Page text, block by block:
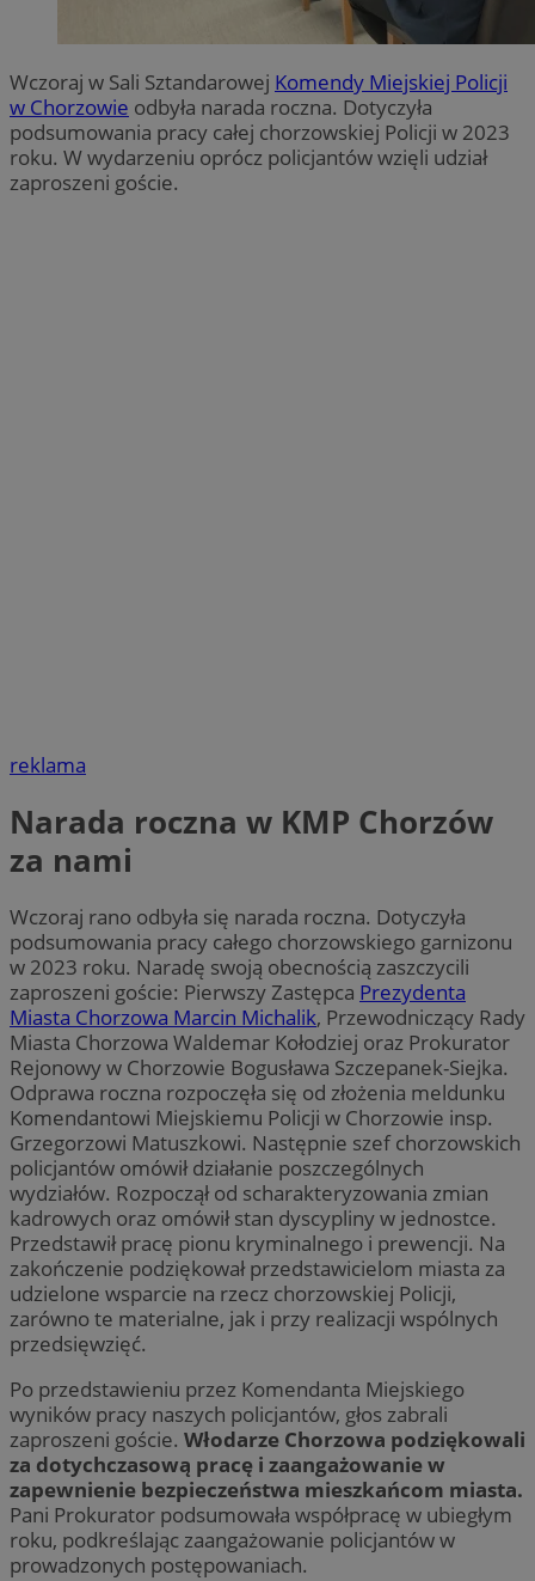
Wczoraj w Sali Sztandarowej Komendy Miejskiej Policji
w Chorzowie odbyła narada roczna. Dotyczyła
podsumowania pracy całej chorzowskiej Policji w 2023
roku. W wydarzeniu oprócz policjantów wzięli udział
zaproszeni goście.
reklama
Narada roczna w KMP Chorzów
za nami
Wczoraj rano odbyła się narada roczna. Dotyczyła
podsumowania pracy całego chorzowskiego garnizonu
w 2023 roku. Naradę swoją obecnością zaszczycili
zaproszeni goście: Pierwszy Zastępca Prezydenta
Miasta Chorzowa Marcin Michalik, Przewodniczący Rady
Miasta Chorzowa Waldemar Kołodziej oraz Prokurator
Rejonowy w Chorzowie Bogusława Szczepanek-Siejka.
Odprawa roczna rozpoczęła się od złożenia meldunku
Komendantowi Miejskiemu Policji w Chorzowie insp.
Grzegorzowi Matuszkowi. Następnie szef chorzowskich
policjantów omówił działanie poszczególnych
wydziałów. Rozpoczął od scharakteryzowania zmian
kadrowych oraz omówił stan dyscypliny w jednostce.
Przedstawił pracę pionu kryminalnego i prewencji. Na
zakończenie podziękował przedstawicielom miasta za
udzielone wsparcie na rzecz chorzowskiej Policji,
zarówno te materialne, jak i przy realizacji wspólnych
przedsięwzięć.
Po przedstawieniu przez Komendanta Miejskiego
wyników pracy naszych policjantów, głos zabrali
zaproszeni goście. Włodarze Chorzowa podziękowali
za dotychczasową pracę i zaangażowanie w
zapewnienie bezpieczeństwa mieszkańcom miasta.
Pani Prokurator podsumowała współpracę w ubiegłym
roku, podkreślając zaangażowanie policjantów w
prowadzonych postępowaniach.